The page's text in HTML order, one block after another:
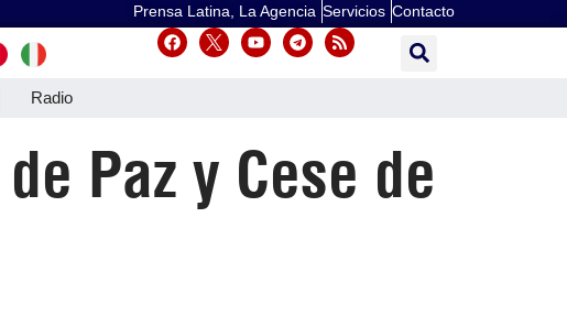
Prensa Latina, La Agencia Servicios Contacto
Radio
Paz y Cese de